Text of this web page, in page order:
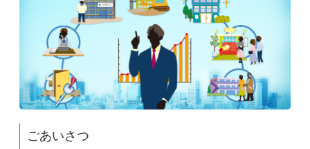
ごあいさつ